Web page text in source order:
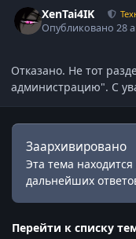
XenTai4IK
Опубликовано28
Отказано. Не тот
администрацию". С
Заархивировано
Эта тема
дальнейших
Перейти к списку